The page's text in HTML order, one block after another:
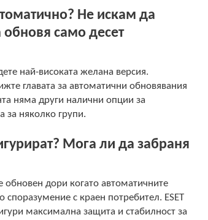
Не искам да
само десет
най-високата желана версия.
главата за автоматични обновявания
няма други налични опции за
за няколко групи.
Мога ли да забраня
обновен дори когато автоматичните
с краен потребител. ESET
максимална защита и стабилност за